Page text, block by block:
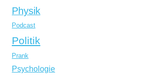
Physik
Podcast
Politik
Prank
Psychologie